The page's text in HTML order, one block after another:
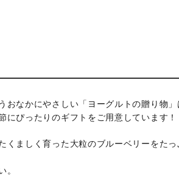
おなかにやさしい「ヨーグルトの贈り物」
ぴったりのギフトをご用意しています！
くましく育った大粒のブルーベリーをたっ
。